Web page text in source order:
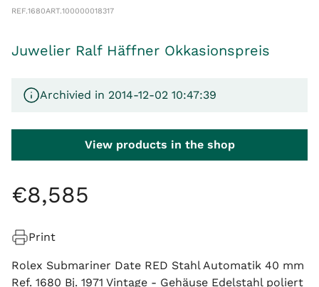
REF.1680ART.100000018317
Juwelier Ralf Häffner Okkasionspreis
Archivied in 2014-12-02 10:47:39
View products in the shop
€8,585
Print
Rolex Submariner Date RED Stahl Automatik 40 mm
Ref. 1680 Bj. 1971 Vintage - Gehäuse Edelstahl poliert